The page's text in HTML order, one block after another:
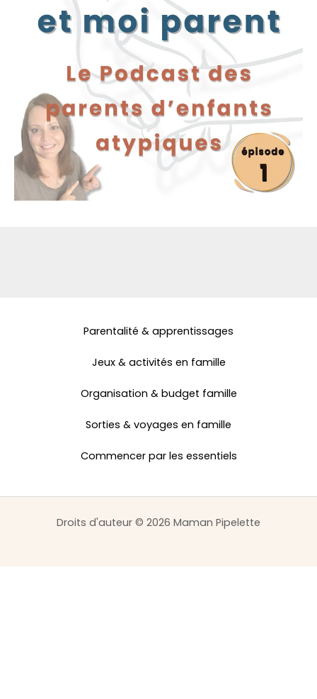
Parentalité & apprentissages
Jeux & activités en famille
Organisation & budget famille
Sorties & voyages en famille
Commencer par les essentiels
Droits d'auteur © 2026 Maman Pipelette